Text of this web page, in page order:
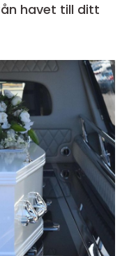
havet till ditt